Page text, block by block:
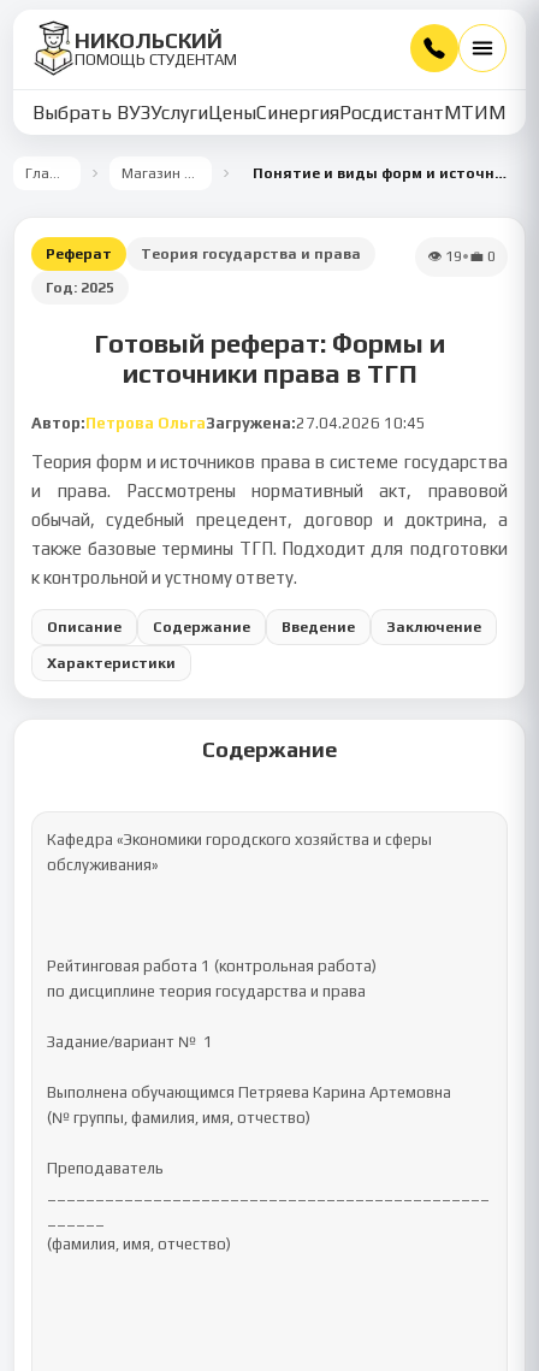
НИКОЛЬСКИЙ
ПОМОЩЬ СТУДЕНТАМ
Выбрать ВУЗУслугиЦеныСинергияРосдистантМТИММУ
Главная Магазин работ Понятие и виды форм и источников права
Реферат
Теория государства и права
Год: 2025
👁 19•💼 0
Готовый реферат: Формы и
источники права в ТГП
Автор:Петрова ОльгаЗагружена:27.04.2026 10:45
Теория форм и источников права в системе государства
и права. Рассмотрены нормативный акт, правовой
обычай, судебный прецедент, договор и доктрина, а
также базовые термины ТГП. Подходит для подготовки
к контрольной и устному ответу.
Описание Содержание Введение Заключение
Характеристики
Содержание
Кафедра «Экономики городского хозяйства и сферы
обслуживания»
Рейтинговая работа 1 (контрольная работа)
по дисциплине теория государства и права
Задание/вариант №  1
Выполнена обучающимся Петряева Карина Артемовна
(№ группы, фамилия, имя, отчество)
Преподаватель
(фамилия, имя, отчество)